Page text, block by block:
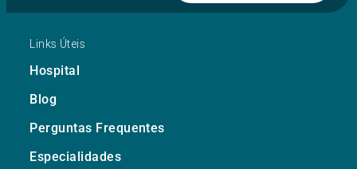
Links Úteis
Hospital
Blog
Perguntas Frequentes
Especialidades